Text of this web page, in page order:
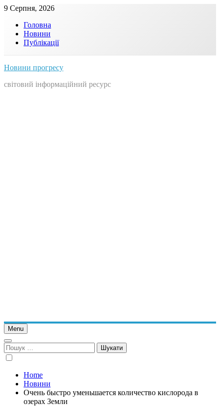
Skip
content
9 Серпня, 2026
Головна
Новини
Публікації
Новини прогресу
світовий інформаційний ресурс
Menu
Пошук:
Home
Новини
Очень быстро уменьшается количество кислорода в
озерах Земли